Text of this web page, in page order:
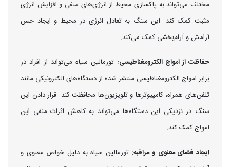
مختلف می‌تواند به پاکسازی محیط از انرژی‌های منفی و افزایش انرژی
مثبت کمک کند. این سنگ به تعادل انرژی در محیط و ایجاد حس
آرامش و آرام‌بخشی کمک می‌کند.
حفاظت از امواج الکترومغناطیسی: تورمالین سیاه می‌تواند از افراد در
برابر امواج الکترومغناطیسی منتشر شده از دستگاه‌های الکترونیکی مانند
تلفن‌های همراه، کامپیوترها و تلویزیون‌ها محافظت کند. قرار دادن این
سنگ در نزدیکی این دستگاه‌ها می‌تواند به کاهش اثرات منفی این
امواج کمک کند.
ایجاد فضای معنوی و مراقبه: تورمالین سیاه به دلیل خواص معنوی و